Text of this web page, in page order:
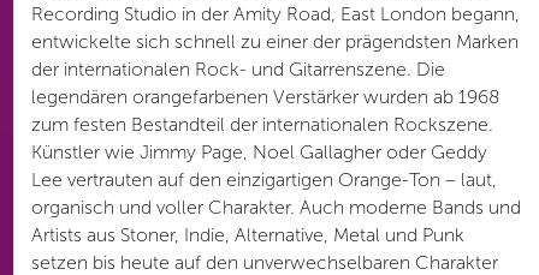
Recording Studio in der Amity Road, East London begann,
entwickelte sich schnell zu einer der prägendsten Marken
der internationalen Rock- und Gitarrenszene. Die
legendären orangefarbenen Verstärker wurden ab 1968
zum festen Bestandteil der internationalen Rockszene.
Künstler wie Jimmy Page, Noel Gallagher oder Geddy
Lee vertrauten auf den einzigartigen Orange-Ton – laut,
organisch und voller Charakter. Auch moderne Bands und
Artists aus Stoner, Indie, Alternative, Metal und Punk
setzen bis heute auf den unverwechselbaren Charakter